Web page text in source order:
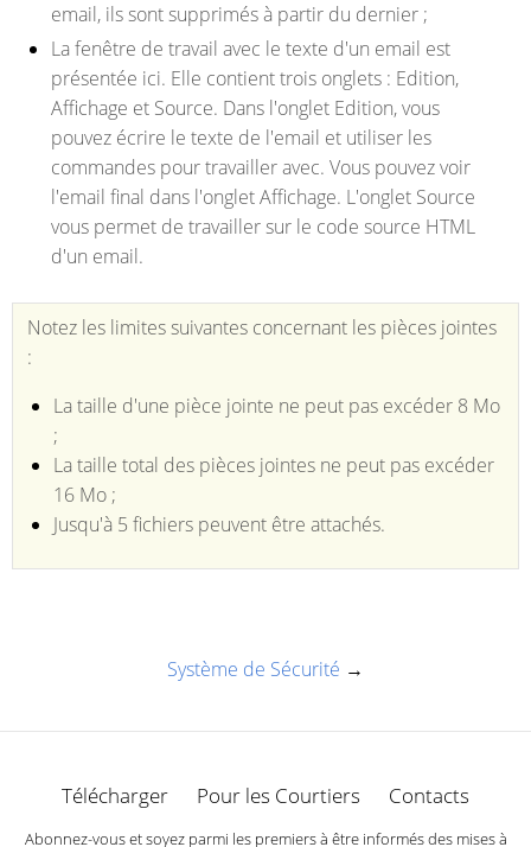
email, ils sont supprimés à partir du dernier ;
La fenêtre de travail avec le texte d'un email est
présentée ici. Elle contient trois onglets : Edition,
Affichage et Source. Dans l'onglet Edition, vous
pouvez écrire le texte de l'email et utiliser les
commandes pour travailler avec. Vous pouvez voir
l'email final dans l'onglet Affichage. L'onglet Source
vous permet de travailler sur le code source HTML
d'un email.
Notez les limites suivantes concernant les pièces jointes
:
La taille d'une pièce jointe ne peut pas excéder 8 Mo
;
La taille total des pièces jointes ne peut pas excéder
16 Mo ;
Jusqu'à 5 fichiers peuvent être attachés.
Système de Sécurité →
Télécharger Pour les Courtiers Contacts
Abonnez-vous et soyez parmi les premiers à être informés des mises à